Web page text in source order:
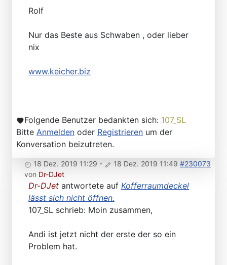
Rolf
Nur das Beste aus Schwaben , oder lieber
nix
www.keicher.biz
Folgende Benutzer bedankten sich: 107_SL
Bitte Anmelden oder Registrieren um der
Konversation beizutreten.
18 Dez. 2019 11:29 - 18 Dez. 2019 11:49 #230073
von Dr-DJet
Dr-DJet antwortete auf Kofferraumdeckel
lässt sich nicht öffnen.
107_SL schrieb: Moin zusammen,
Andi ist jetzt nicht der erste der so ein
Problem hat.